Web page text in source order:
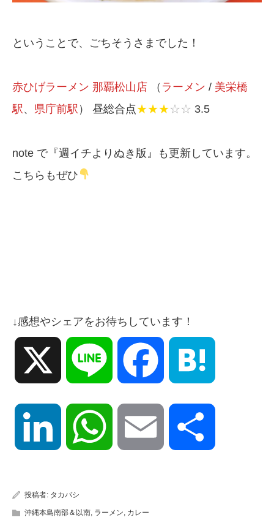
ということで、ごちそうさまでした！
赤ひげラーメン 那覇松山店 （ ラーメン / 美栄橋
駅 、 県庁前駅 ） 昼総合点★★★☆☆ 3.5
note で『週イチよりぬき版』も更新しています。
こちらもぜひ
↓感想やシェアをお待ちしています！
Line Facebook
LinkedIn WhatsApp Email
投稿者: タカバシ
沖縄本島南部＆以南 ラーメン カレー